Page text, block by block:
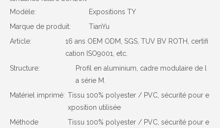
Modèle:
Expositions TY
Marque de produit:
TianYu
Article:
16 ans OEM ODM, SGS, TUV BV ROTH, certifi
cation ISO9001, etc.
Structure:
Profil en aluminium, cadre modulaire de l
a série M.
Matériel imprimé: Tissu 100% polyester / PVC, sécurité pour e
xposition utilisée
Méthode
Tissu 100% polyester / PVC, sécurité pour e